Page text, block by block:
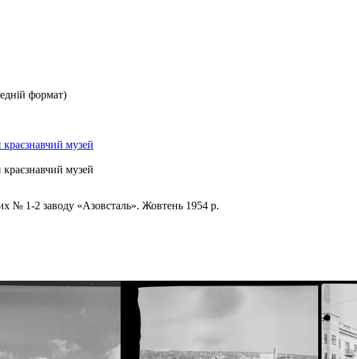
формат)
музей
музей
№ 1-2 заводу «Азовсталь». Жовтень 1954 р.